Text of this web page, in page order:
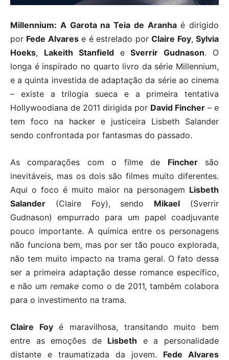
Millennium: A Garota na Teia de Aranhaé dirigido
por Fede Alvarese é estrelado porClaire Foy,Sylvia
Hoeks, Lakeith StanfieldeSverrir Gudnason. O
longa é inspirado no quarto livro da série Millennium,
e a quinta investida de adaptação da série ao cinema
– existe a trilogia sueca e a primeira tentativa
Hollywoodiana de 2011 dirigida por David Fincher – e
tem foco na hacker e justiceira Lisbeth Salander
sendo confrontada por fantasmas do passado.
As comparações com o filme de Finchersão
inevitáveis, mas os dois são filmes muito diferentes.
Aqui o foco é muito maior na personagem Lisbeth
Salander (Claire Foy), sendo Mikael (Sverrir
Gudnason) empurrado para um papel coadjuvante
pouco importante. A química entre os personagens
não funciona bem, mas por ser tão pouco explorada,
não tem muito impacto na trama geral. O fato dessa
ser a primeira adaptação desse romance específico,
e não um remake como o de 2011, também colabora
para o investimento na trama.
Claire Foyé maravilhosa, transitando muito bem
entre as emoções de Lisbeth e a personalidade
distante e traumatizada da jovem. Fede Alvares